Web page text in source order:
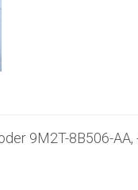
9M2T-8B506-AA,